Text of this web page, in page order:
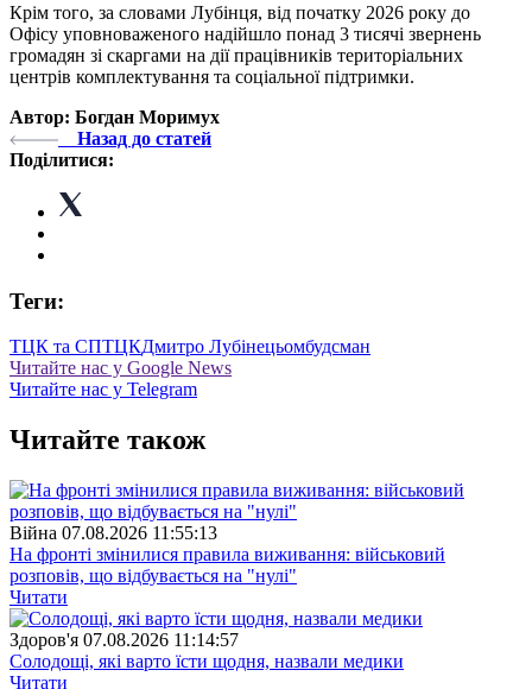
Крім того, за словами Лубінця, від початку 2026 року до
Офісу уповноваженого надійшло понад 3 тисячі звернень
громадян зі скаргами на дії працівників територіальних
центрів комплектування та соціальної підтримки.
Автор: Богдан Моримух
Назад до статей
Поділитися:
Теги:
ТЦК та СПТЦКДмитро Лубінецьомбудсман
Читайте нас у Google News
Читайте нас у Telegram
Читайте також
Війна 07.08.2026 11:55:13
На фронті змінилися правила виживання: військовий
розповів, що відбувається на "нулі"
Читати
Здоров'я 07.08.2026 11:14:57
Солодощі, які варто їсти щодня, назвали медики
Читати